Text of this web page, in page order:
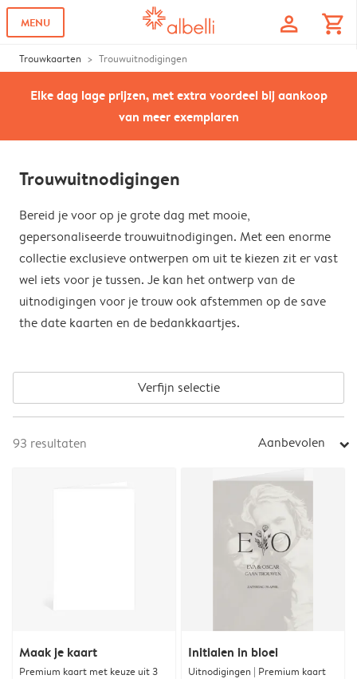
MENU profile shopping_cart
Trouwkaarten Trouwuitnodigingen
Elke dag lage prijzen, met extra voordeel bij aankoop
van meer exemplaren
Trouwuitnodigingen
Bereid je voor op je grote dag met mooie,
gepersonaliseerde trouwuitnodigingen. Met een enorme
collectie exclusieve ontwerpen om uit te kiezen zit er vast
wel iets voor je tussen. Je kan het ontwerp van de
uitnodigingen voor je trouw ook afstemmen op de save
the date kaarten en de bedankkaartjes.
Verfijn selectie
93 resultaten Aanbevolen arrow_right
Maak je kaart
Premium kaart met keuze uit 3
Initialen in bloei
Uitnodigingen | Premium kaart